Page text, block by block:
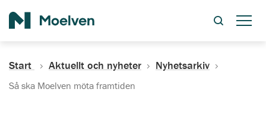
Start Aktuellt och nyheter Nyhetsarkiv
Så ska Moelven möta framtiden